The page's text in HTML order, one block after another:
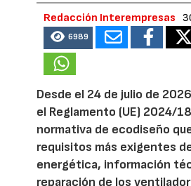
Redacción Interempresas
6989
Desde el 24 de julio de
el Reglamento (UE) 2024/
normativa de ecodiseño
requisitos más exigentes
energética, información
reparación de los